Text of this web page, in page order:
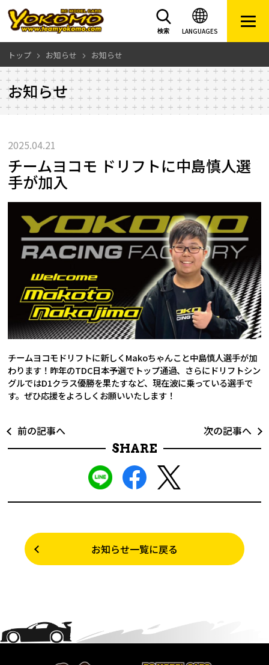
LANGUAGES
検索
トップ お知らせ お知らせ
お知らせ
2025.04.21
チームヨコモ ドリフトに中島慎人選
手が加入
チームヨコモドリフトに新しくMakoちゃんこと中島慎人選手が加
わります！昨年のTDC日本予選でトップ通過、さらにドリフトシン
グルではD1クラス優勝を果たすなど、現在波に乗っている選手で
す。ぜひ応援をよろしくお願いいたします！
前の記事へ
次の記事へ
SHARE
お知らせ一覧に戻る